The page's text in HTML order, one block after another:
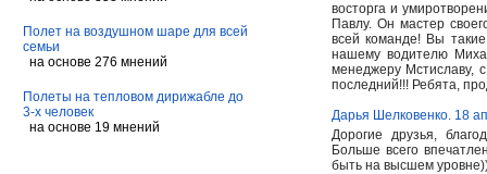
Полет на воздушном шаре для всей
семьи
на основе 276 мнений
Полеты на тепловом дирижабле до
3-х человек
на основе 19 мнений
восторга и
Павлу. Он мастер
всей команде! Вы
нашему водителю
менеджеру Мстиславу,
последний!!! Ребята,
Дарья Шелковенко. 18
Дорогие друзья,
Больше всего
быть на высшем